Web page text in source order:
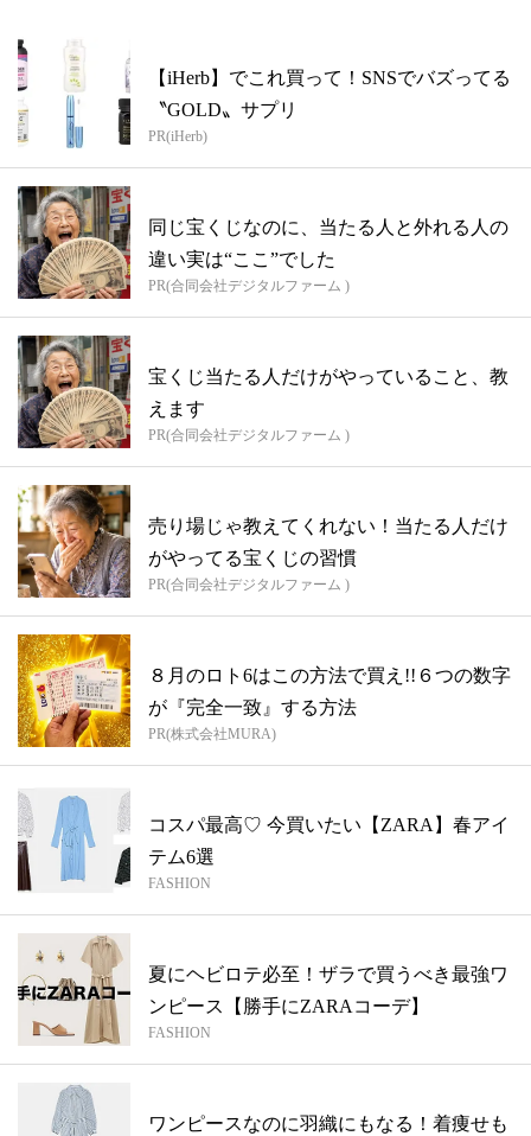
【iHerb】でこれ買って！SNSでバズってる
〝GOLD〟サプリ
PR(iHerb)
同じ宝くじなのに、当たる人と外れる人の
違い実は“ここ”でした
PR(合同会社デジタルファーム )
宝くじ当たる人だけがやっていること、教
えます
PR(合同会社デジタルファーム )
売り場じゃ教えてくれない！当たる人だけ
がやってる宝くじの習慣
PR(合同会社デジタルファーム )
８月のロト6はこの方法で買え!!６つの数字
が『完全一致』する方法
PR(株式会社MURA)
コスパ最高♡ 今買いたい【ZARA】春アイ
テム6選
FASHION
夏にヘビロテ必至！ザラで買うべき最強ワ
ンピース【勝手にZARAコーデ】
FASHION
ワンピースなのに羽織にもなる！着痩せも